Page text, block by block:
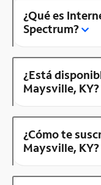
¿Qué es
Spectrum?
¿Está
Maysville, KY?
¿Cómo te
Maysville, KY?